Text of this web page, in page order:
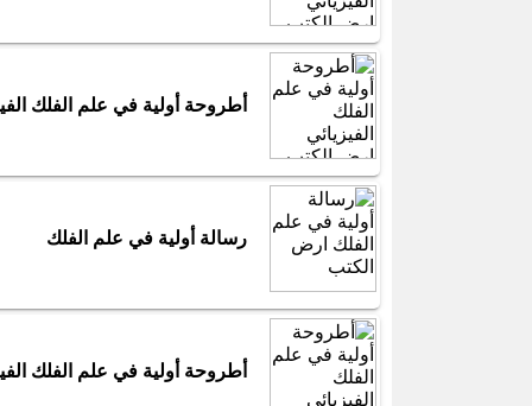
أطروحة أولية في علم الفلك
رسالة أولية في علم الفلك
أطروحة أولية في علم الفلك